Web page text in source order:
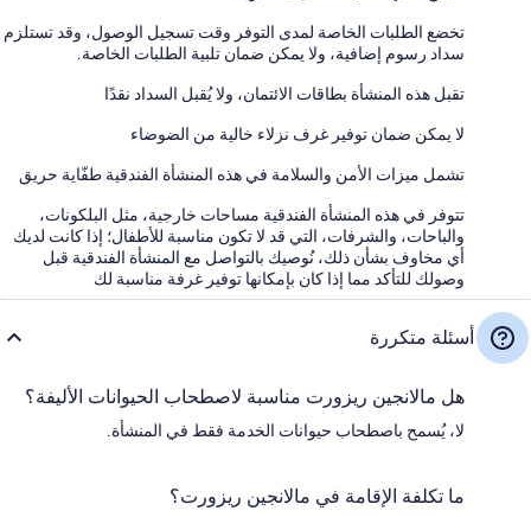
تخضع الطلبات الخاصة لمدى التوفر وقت تسجيل الوصول، وقد تستلزم
سداد رسوم إضافية، ولا يمكن ضمان تلبية الطلبات الخاصة.
تقبل هذه المنشأة بطاقات الائتمان، ولا يُقبل السداد نقدًا
لا يمكن ضمان توفير غرف نزلاء خالية من الضوضاء
تشمل ميزات الأمن والسلامة في هذه المنشأة الفندقية طفّاية حريق
تتوفر في هذه المنشأة الفندقية مساحات خارجية، مثل البلكونات،
والباحات، والشرفات، التي قد لا تكون مناسبة للأطفال؛ إذا كانت لديك
أي مخاوف بشأن ذلك، نُوصيك بالتواصل مع المنشأة الفندقية قبل
وصولك للتأكد مما إذا كان بإمكانها توفير غرفة مناسبة لك
أسئلة متكررة
هل مالانجين ريزورت مناسبة لاصطحاب الحيوانات الأليفة؟
لا، يُسمح باصطحاب حيوانات الخدمة فقط في المنشأة.
ما تكلفة الإقامة في مالانجين ريزورت؟